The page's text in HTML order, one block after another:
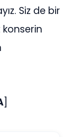
Siz de bir